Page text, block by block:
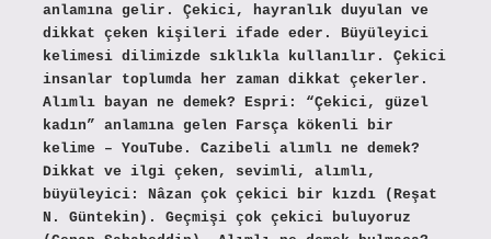
anlamına gelir. Çekici, hayranlık duyulan ve
dikkat çeken kişileri ifade eder. Büyüleyici
kelimesi dilimizde sıklıkla kullanılır. Çekici
insanlar toplumda her zaman dikkat çekerler.
Alımlı bayan ne demek? Espri: “Çekici, güzel
kadın” anlamına gelen Farsça kökenli bir
kelime – YouTube. Cazibeli alımlı ne demek?
Dikkat ve ilgi çeken, sevimli, alımlı,
büyüleyici: Nâzan çok çekici bir kızdı (Reşat
N. Güntekin). Geçmişi çok çekici buluyoruz